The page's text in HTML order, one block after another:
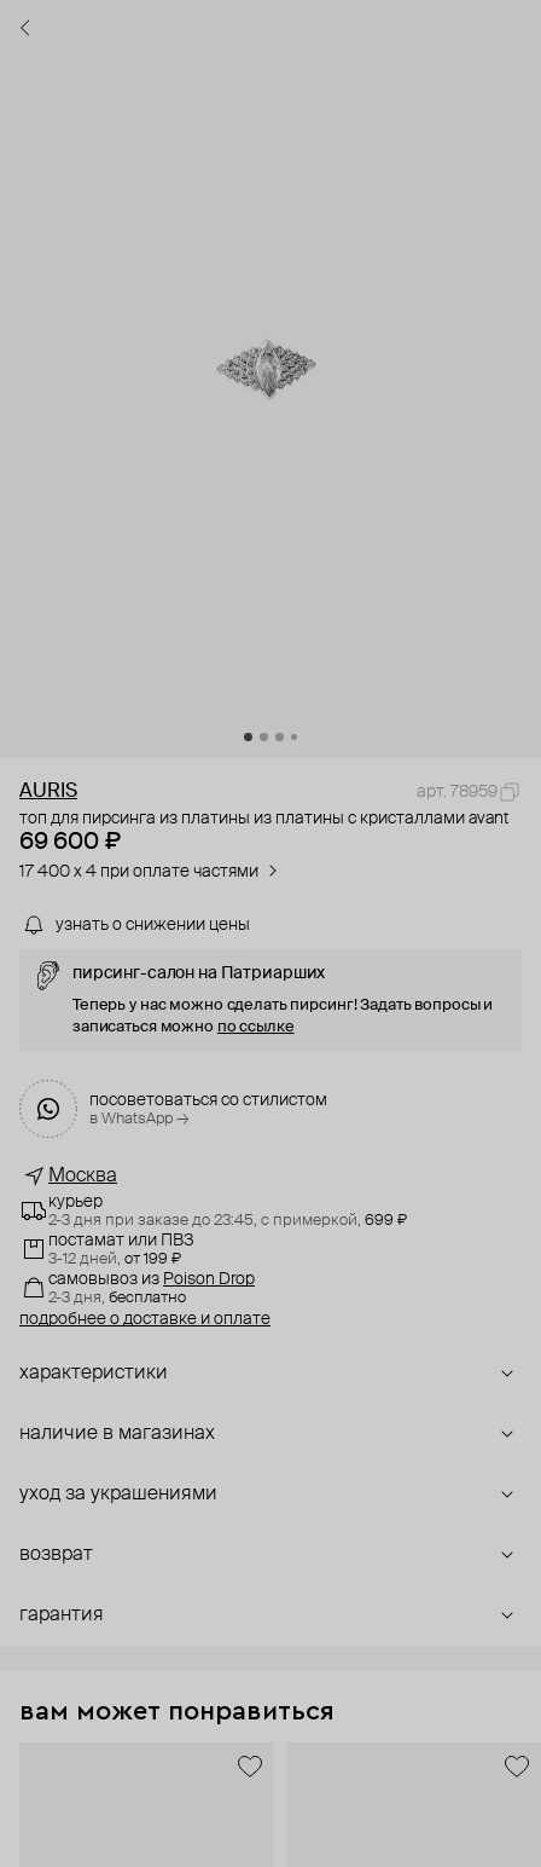
AURIS
арт. 78959
топ для пирсинга из платины из платины с кристаллами avant
69 600 ₽
17 400 x 4 при оплате частями
узнать о снижении цены
пирсинг-салон на Патриарших
Теперь у нас можно сделать пирсинг! Задать вопросы и
записаться можно по ссылке
посоветоваться со стилистом
в WhatsApp →
Москва
курьер
2-3 дня при заказе до 23:45, с примеркой, 699 ₽
постамат или ПВЗ
3-12 дней, от 199 ₽
самовывоз из Poison Drop
2-3 дня, бесплатно
подробнее о доставке и оплате
характеристики
наличие в магазинах
уход за украшениями
возврат
гарантия
вам может понравиться